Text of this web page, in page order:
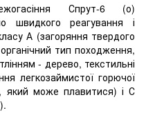
Спрут-6 (о)
швидкого реагування і
А (загоряння твердого
тип походження,
- дерево, текстильні
легкозаймистої горючої
який може плавитися) і С